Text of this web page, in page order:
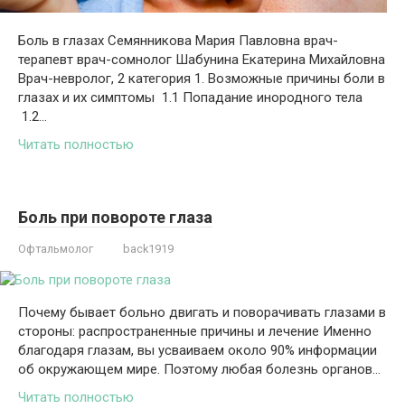
Боль в глазах Семянникова Мария Павловна врач-
терапевт врач-сомнолог Шабунина Екатерина Михайловна
Врач-невролог, 2 категория 1. Возможные причины боли в
глазах и их симптомы 1.1 Попадание инородного тела
1.2…
Читать полностью
Боль при повороте глаза
Офтальмолог back1919
Почему бывает больно двигать и поворачивать глазами в
стороны: распространенные причины и лечение Именно
благодаря глазам, вы усваиваем около 90% информации
об окружающем мире. Поэтому любая болезнь органов…
Читать полностью